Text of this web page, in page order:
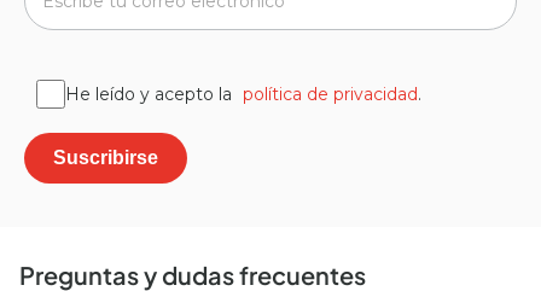
He leído y acepto la política de privacidad.
Preguntas y dudas frecuentes